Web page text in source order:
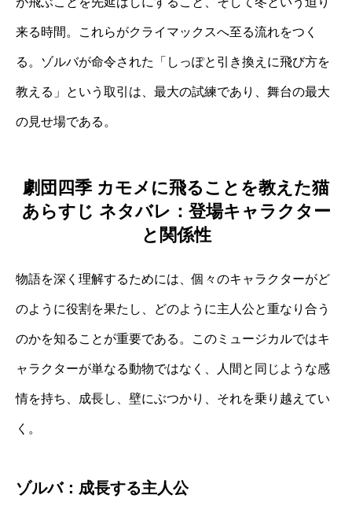
来る時間。これらがクライマックスへ至る流れをつく
る。ゾルバが命令された「しっぽと引き換えに飛び方を
教える」という取引は、最大の試練であり、舞台の最大
の見せ場である。
劇団四季 カモメに飛ることを教えた猫
あらすじ ネタバレ：登場キャラクター
と関係性
物語を深く理解するためには、個々のキャラクターがど
のように役割を果たし、どのように主人公と重なり合う
のかを知ることが重要である。このミュージカルではキ
ャラクターが単なる動物ではなく、人間と同じような感
情を持ち、成長し、壁にぶつかり、それを乗り越えてい
く。
ゾルバ：成長する主人公